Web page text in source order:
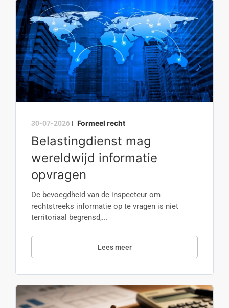
30-07-2026 | Formeel recht
Belastingdienst mag
wereldwijd informatie
opvragen
De bevoegdheid van de inspecteur om
rechtstreeks informatie op te vragen is niet
territoriaal begrensd,...
Lees meer